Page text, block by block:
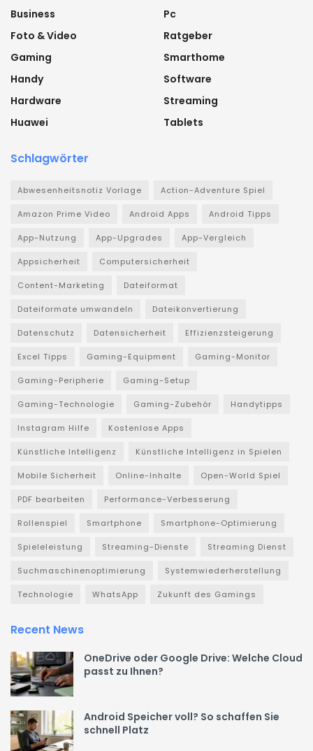
Business
Foto & Video
Gaming
Handy
Hardware
Huawei
Pc
Ratgeber
Smarthome
Software
Streaming
Tablets
Schlagwörter
Abwesenheitsnotiz Vorlage Action-Adventure Spiel
Amazon Prime Video Android Apps Android Tipps
App-Nutzung App-Upgrades App-Vergleich
Appsicherheit Computersicherheit
Content-Marketing Dateiformat
Dateiformate umwandeln Dateikonvertierung
Datenschutz Datensicherheit Effizienzsteigerung
Excel Tipps Gaming-Equipment Gaming-Monitor
Gaming-Peripherie Gaming-Setup
Gaming-Technologie Gaming-Zubehör Handytipps
Instagram Hilfe Kostenlose Apps
Künstliche Intelligenz Künstliche Intelligenz in Spielen
Mobile Sicherheit Online-Inhalte Open-World Spiel
PDF bearbeiten Performance-Verbesserung
Rollenspiel Smartphone Smartphone-Optimierung
Spieleleistung Streaming-Dienste Streaming Dienst
Suchmaschinenoptimierung Systemwiederherstellung
Technologie WhatsApp Zukunft des Gamings
Recent News
OneDrive oder Google Drive: Welche Cloud
passt zu Ihnen?
Android Speicher voll? So schaffen Sie
schnell Platz